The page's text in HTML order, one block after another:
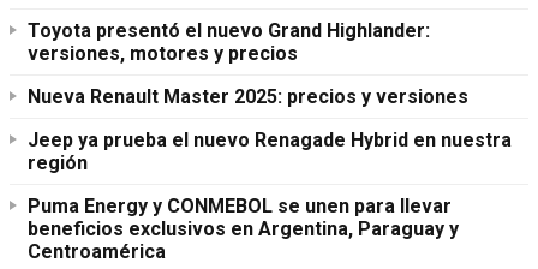
Toyota presentó el nuevo Grand Highlander:
versiones, motores y precios
Nueva Renault Master 2025: precios y versiones
Jeep ya prueba el nuevo Renagade Hybrid en nuestra
región
Puma Energy y CONMEBOL se unen para llevar
beneficios exclusivos en Argentina, Paraguay y
Centroamérica